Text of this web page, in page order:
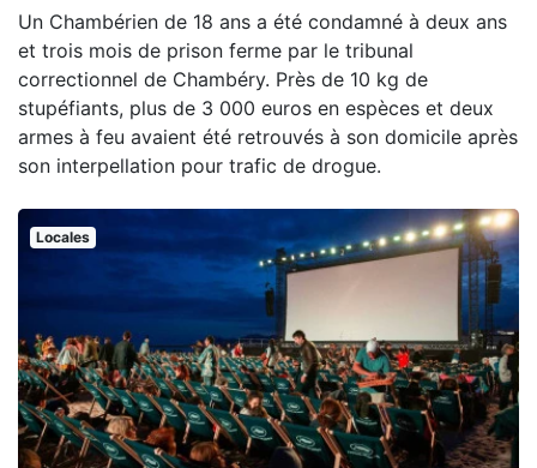
Un Chambérien de 18 ans a été condamné à deux ans
et trois mois de prison ferme par le tribunal
correctionnel de Chambéry. Près de 10 kg de
stupéfiants, plus de 3 000 euros en espèces et deux
armes à feu avaient été retrouvés à son domicile après
son interpellation pour trafic de drogue.
Locales